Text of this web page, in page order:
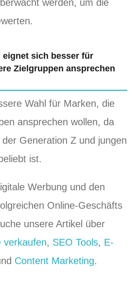
werden, um die
eignet sich besser für
Zielgruppen ansprechen
Wahl für Marken, die
ansprechen wollen, da
Generation Z und jungen
ist.
Werbung und den
Online-Geschäfts
unsere Artikel über
verkaufen, SEO Tools, E-
Content Marketing.